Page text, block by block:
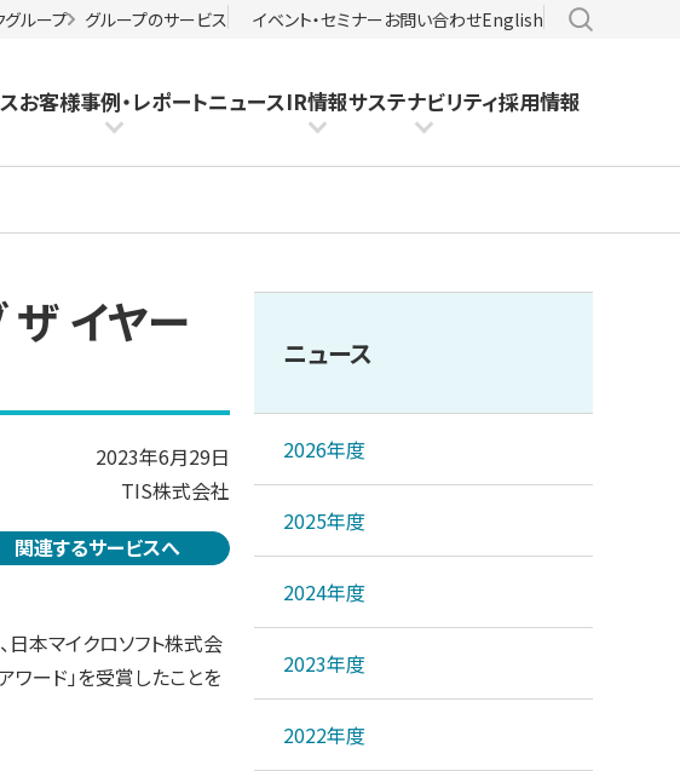
お客様事例・レポートニュースIR情報サステナビリティ採用情報
グループ グループのサービス イベント・セミナーお問い合わせEnglish
ザ イヤー
2023年6月29日
TIS株式会社
関連するサービスへ
本マイクロソフト株式会
ワード」を受賞したことを
ニュース
2026年度
2025年度
2024年度
2023年度
2022年度